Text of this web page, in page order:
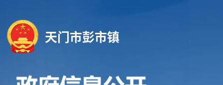
天门市彭市镇